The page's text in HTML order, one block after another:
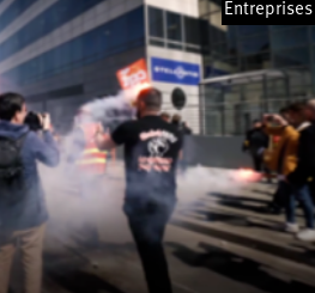
Entreprises